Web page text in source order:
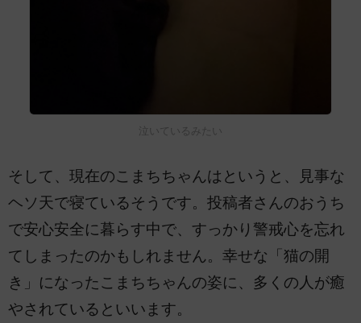
泣いているみたい
そして、現在のこまちちゃんはというと、見事な
ヘソ天で寝ているそうです。投稿者さんのおうち
で安心安全に暮らす中で、すっかり警戒心を忘れ
てしまったのかもしれません。幸せな「猫の開
き」になったこまちちゃんの姿に、多くの人が癒
やされているといいます。